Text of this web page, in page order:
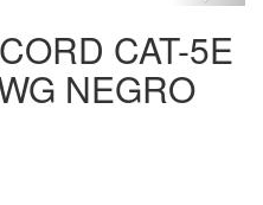
CAT-5E
NEGRO